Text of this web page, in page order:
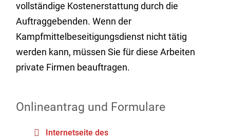
vollständige Kostenerstattung durch die
Auftraggebenden. Wenn der
Kampfmittelbeseitigungsdienst nicht tätig
werden kann, müssen Sie für diese Arbeiten
private Firmen beauftragen.
Onlineantrag und Formulare
Internetseite des